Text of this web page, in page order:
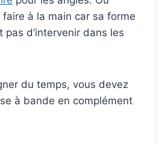
à la main car sa forme
pas d’intervenir dans les
du temps, vous devez
à bande en complément